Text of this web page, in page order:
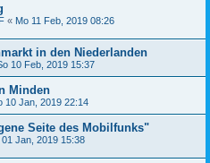
« Mo 11 Feb, 2019 08:26
in den Niederlanden
10 Feb, 2019 15:37
Minden
10 Jan, 2019 22:14
Seite des Mobilfunks"
01 Jan, 2019 15:38